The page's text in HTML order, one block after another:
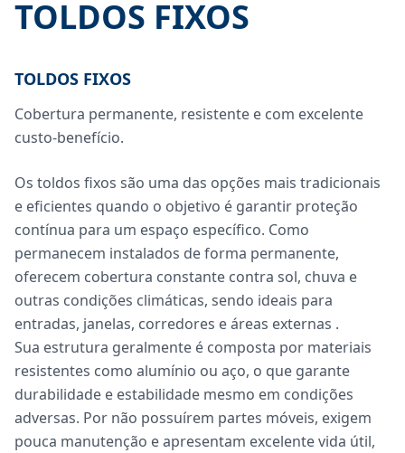
TOLDOS FIXOS
TOLDOS FIXOS
Cobertura permanente, resistente e com excelente
custo-benefício.
Os toldos fixos são uma das opções mais tradicionais
e eficientes quando o objetivo é garantir proteção
contínua para um espaço específico. Como
permanecem instalados de forma permanente,
oferecem cobertura constante contra sol, chuva e
outras condições climáticas, sendo ideais para
entradas, janelas, corredores e áreas externas .
Sua estrutura geralmente é composta por materiais
resistentes como alumínio ou aço, o que garante
durabilidade e estabilidade mesmo em condições
adversas. Por não possuírem partes móveis, exigem
pouca manutenção e apresentam excelente vida útil,